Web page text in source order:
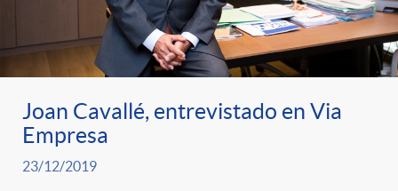
s
Joan Cavallé, entrevistado en Via
Empresa
23/12/2019